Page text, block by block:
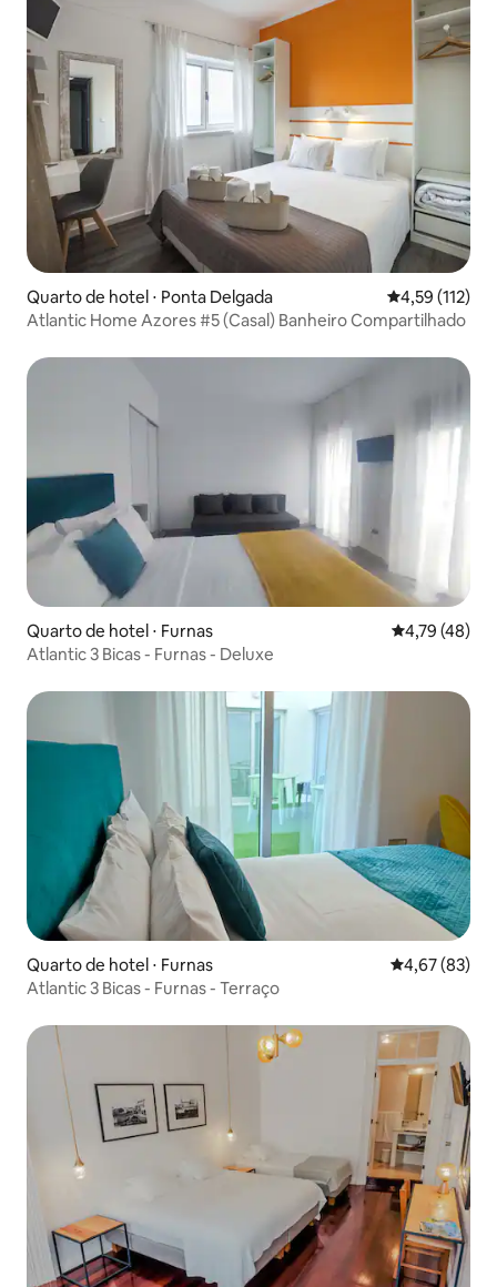
Quarto de hotel ⋅ Ponta Delgada 4,59 de uma
4,59 (112)
Atlantic Home Azores #5 (Casal) Banheiro Compartilhado
Quarto de hotel ⋅ Furnas 4,79 de uma
4,79 (48)
Atlantic 3 Bicas - Furnas - Deluxe
Quarto de hotel ⋅ Furnas 4,67 de uma
4,67 (83)
Atlantic 3 Bicas - Furnas - Terraço